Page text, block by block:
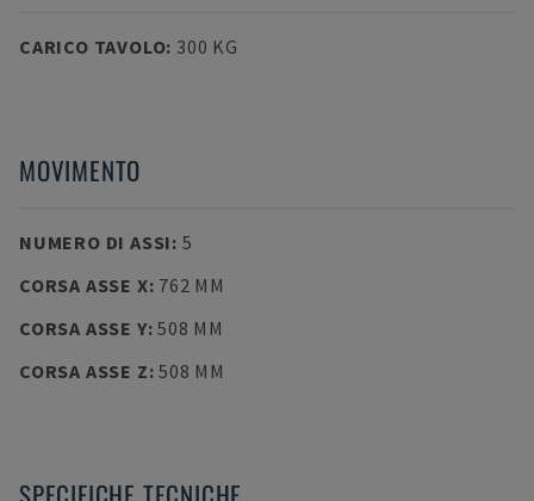
CARICO TAVOLO: 300 KG
MOVIMENTO
NUMERO DI ASSI: 5
CORSA ASSE X: 762 MM
CORSA ASSE Y:508 MM
CORSA ASSE Z:508 MM